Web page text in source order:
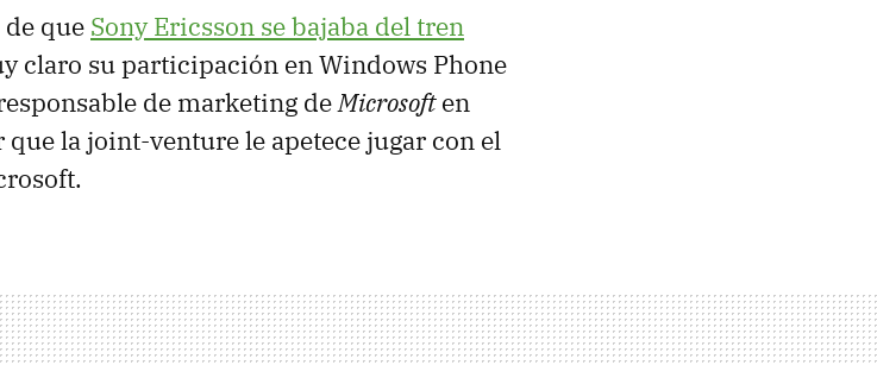
que Sony Ericsson se bajaba del tren
claro su participación en Windows Phone
de marketing deMicrosoften
la joint-venture le apetece jugar con el